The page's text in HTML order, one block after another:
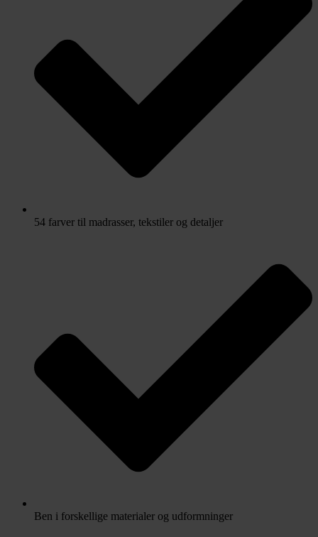
54 farver til madrasser, tekstiler og detaljer
Ben i forskellige materialer og udformninger